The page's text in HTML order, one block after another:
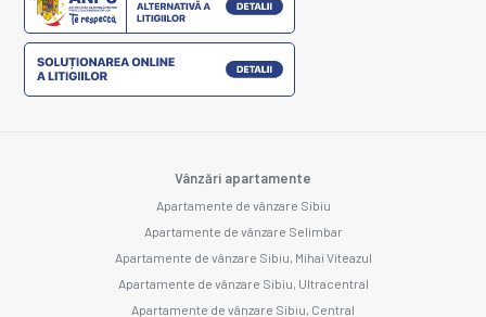
Vânzări apartamente
Apartamente de vânzare Sibiu
Apartamente de vânzare Selimbar
Apartamente de vânzare Sibiu, Mihai Viteazul
Apartamente de vânzare Sibiu, Ultracentral
Apartamente de vânzare Sibiu, Central